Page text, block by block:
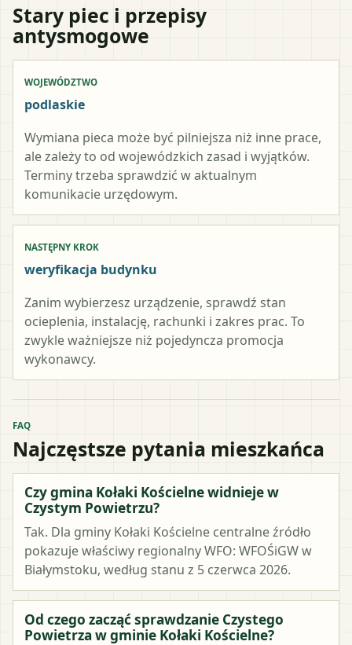
Stary piec i przepisy
antysmogowe
WOJEWÓDZTWO
podlaskie
Wymiana pieca może być pilniejsza niż inne prace,
ale zależy to od wojewódzkich zasad i wyjątków.
Terminy trzeba sprawdzić w aktualnym
komunikacie urzędowym.
NASTĘPNY KROK
weryfikacja budynku
Zanim wybierzesz urządzenie, sprawdź stan
ocieplenia, instalację, rachunki i zakres prac. To
zwykle ważniejsze niż pojedyncza promocja
wykonawcy.
FAQ
Najczęstsze pytania mieszkańca
Czy gmina Kołaki Kościelne widnieje w
Czystym Powietrzu?
Tak. Dla gminy Kołaki Kościelne centralne źródło
pokazuje właściwy regionalny WFO: WFOŚiGW w
Białymstoku, według stanu z 5 czerwca 2026.
Od czego zacząć sprawdzanie Czystego
Powietrza w gminie Kołaki Kościelne?